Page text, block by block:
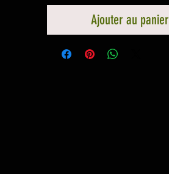
Ajouter au panier